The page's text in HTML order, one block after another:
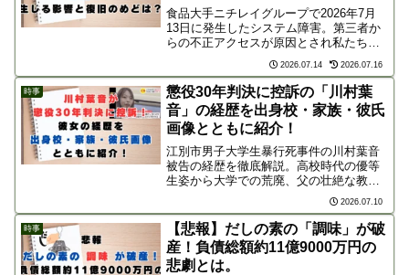
食品大手ニチレイグループで2026年7月
13日に発生したシステム障害。第三者か
らの不正アクセスが原因とされ私たちの
生活に身近な冷凍食品の出荷や物流網に
大きな影響が出始めています。「一体何
が起きたのか？」「お気に入りの冷凍食
品は買えなくなるの...
2026.07.14 2026.07.16
時事
懲役30年判決に控訴の「川村葉
音」の経歴を出身校・家族・彼氏
画像とともに紹介！
江別市男子大学生暴行死事件の川村葉音
被告の経歴を徹底解説。高校時代の優等
生姿から大学での荒廃、父の壮絶な教育
方針、彼氏「げん」との関係や画像特
定、懲役30年判決と控訴の最新状況まで
が丸分かりです。
2026.07.10
時事
【悲報】だしの素の「調味」が破
産！負債総額約11億9000万円の
悲劇とは。